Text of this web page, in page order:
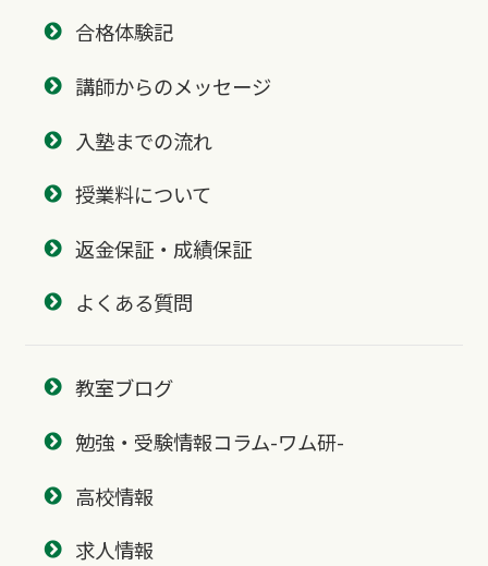
合格体験記
講師からのメッセージ
入塾までの流れ
授業料について
返金保証・成績保証
よくある質問
教室ブログ
勉強・受験情報コラム-ワム研-
高校情報
求人情報